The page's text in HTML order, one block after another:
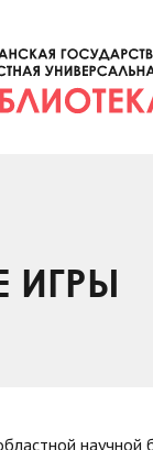
ИГРЫ
научной